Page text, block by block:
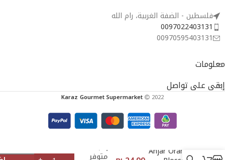
فلسطين - الضفة الغربية، رام الله
0097022403131
00970595403131
معلومات
إبقى على تواصل
Karaz Gourmet Supermarket 2022
Anjar Orange
4
متوفر